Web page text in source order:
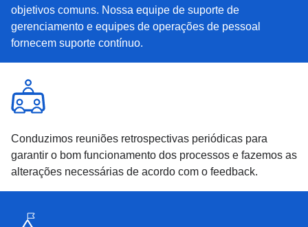
objetivos comuns. Nossa equipe de suporte de
gerenciamento e equipes de operações de pessoal
fornecem suporte contínuo.
Conduzimos reuniões retrospectivas periódicas para
garantir o bom funcionamento dos processos e fazemos as
alterações necessárias de acordo com o feedback.